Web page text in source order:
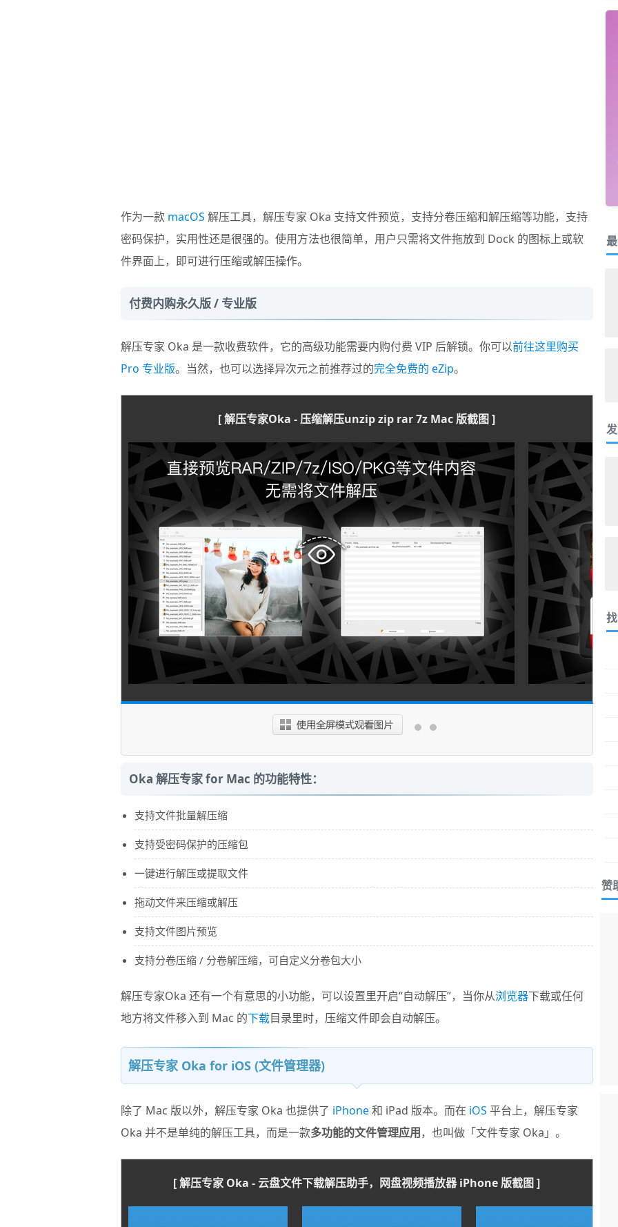
作为一款 macOS 解压工具， 解压专家 Oka 支持文件预览，支持分卷压缩和解压缩等功能，支持
密码保护，实用性还是很强的。使用方法也很简单，用户只需将文件拖放到 Dock 的图标上或软
件界面上，即可进行压缩或解压操作。
付费内购永久版 / 专业版
解压专家 Oka 是一款收费软件，它的高级功能需要内购付费 VIP 后解锁。你可以前往这里购买
Pro 专业版。当然，也可以选择异次元之前推荐过的完全免费的 eZip。
[ 解压专家Oka - 压缩解压unzip zip rar 7z Mac 版截图 ]
Oka 解压专家 for Mac 的功能特性：
支持文件批量解压缩
支持受密码保护的压缩包
一键进行解压或提取文件
拖动文件来压缩或解压
支持文件图片预览
支持分卷压缩 / 分卷解压缩，可自定义分卷包大小
解压专家Oka 还有一个有意思的小功能，可以设置里开启“自动解压”，当你从浏览器下载或任何
地方将文件移入到 Mac 的下载目录里时，压缩文件即会自动解压。
解压专家 Oka for iOS (文件管理器)
除了 Mac 版以外，解压专家 Oka 也提供了 iPhone和 iPad 版本。而在 iOS 平台上，解压专家
Oka 并不是单纯的解压工具，而是一款多功能的文件管理应用，也叫做「文件专家 Oka」。
[ 解压专家 Oka - 云盘文件下载解压助手，网盘视频播放器 iPhone 版截图 ]
赞